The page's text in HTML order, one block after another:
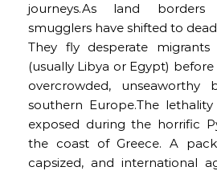
journeys.As land borders
smugglers have shifted to
They fly desperate
(usually Libya or Egypt)
overcrowded, unseaworthy
southern Europe.The
exposed during the horrific
the coast of Greece. A
capsized, and international